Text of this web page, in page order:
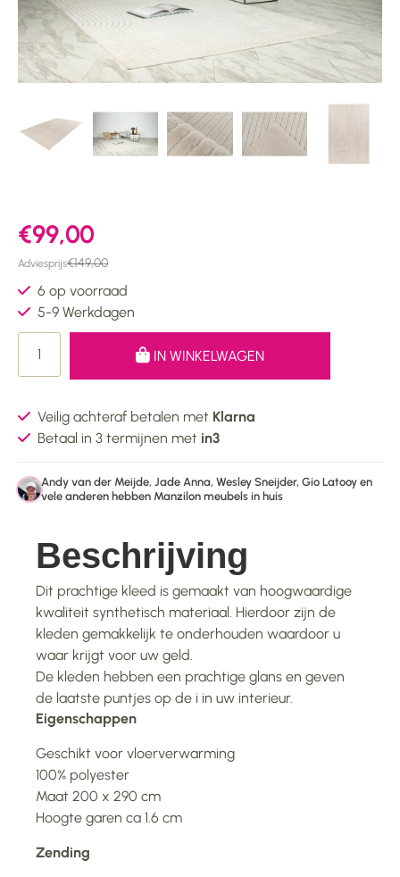
€99,00
Adviesprijs€149,00
6 op voorraad
5-9 Werkdagen
IN WINKELWAGEN
Veilig achteraf betalen met Klarna
Betaal in 3 termijnen met in3
Andy van der Meijde, Jade Anna, Wesley Sneijder, Gio Latooy en
vele anderen hebben Manzilon meubels in huis
Beschrijving
Dit prachtige kleed is gemaakt van hoogwaardige
kwaliteit synthetisch materiaal. Hierdoor zijn de
kleden gemakkelijk te onderhouden waardoor u
waar krijgt voor uw geld.
De kleden hebben een prachtige glans en geven
de laatste puntjes op de i in uw interieur.
Eigenschappen
Geschikt voor vloerverwarming
100% polyester
Maat 200 x 290 cm
Hoogte garen ca 1.6 cm
Zending